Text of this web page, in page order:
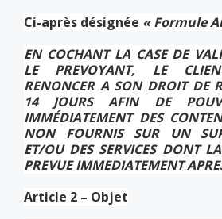
Ci-après désignée « Formule
EN COCHANT LA CASE DE
LE PREVOYANT, LE
RENONCER A SON DROIT DE
14 JOURS AFIN DE
IMMÉDIATEMENT DES
NON FOURNIS SUR UN
ET/OU DES SERVICES DONT
PREVUE IMMEDIATEMENT
Article 2 – Objet